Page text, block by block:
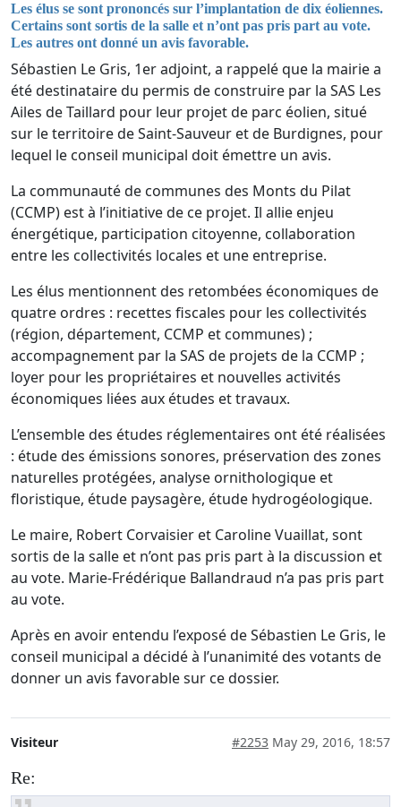
Les élus se sont prononcés sur l’implantation de dix éoliennes.
Certains sont sortis de la salle et n’ont pas pris part au vote.
Les autres ont donné un avis favorable.
Sébastien Le Gris, 1eradjoint, a rappelé que la mairie a
été destinataire du permis de construire par la SAS Les
Ailes de Taillard pour leur projet de parc éolien, situé
sur le territoire de Saint-Sauveur et de Burdignes, pour
lequel le conseil municipal doit émettre un avis.
La communauté de communes des Monts du Pilat
(CCMP) est à l’initiative de ce projet. Il allie enjeu
énergétique, participation citoyenne, collaboration
entre les collectivités locales et une entreprise.
Les élus mentionnent des retombées économiques de
quatre ordres : recettes fiscales pour les collectivités
(région, département, CCMP et communes) ;
accompagnement par la SAS de projets de la CCMP ;
loyer pour les propriétaires et nouvelles activités
économiques liées aux études et travaux.
L’ensemble des études réglementaires ont été réalisées
: étude des émissions sonores, préservation des zones
naturelles protégées, analyse ornithologique et
floristique, étude paysagère, étude hydrogéologique.
Le maire, Robert Corvaisier et Caroline Vuaillat, sont
sortis de la salle et n’ont pas pris part à la discussion et
au vote. Marie-Frédérique Ballandraud n’a pas pris part
au vote.
Après en avoir entendu l’exposé de Sébastien Le Gris, le
conseil municipal a décidé à l’unanimité des votants de
donner un avis favorable sur ce dossier.
Visiteur #2253 May 29, 2016, 18:57
Re: